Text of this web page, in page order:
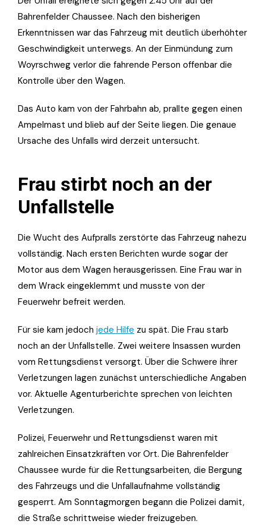
Bahrenfelder Chaussee. Nach den bisherigen
Erkenntnissen war das Fahrzeug mit deutlich überhöhter
Geschwindigkeit unterwegs. An der Einmündung zum
Woyrschweg verlor die fahrende Person offenbar die
Kontrolle über den Wagen.
Das Auto kam von der Fahrbahn ab, prallte gegen einen
Ampelmast und blieb auf der Seite liegen. Die genaue
Ursache des Unfalls wird derzeit untersucht.
Frau stirbt noch an der
Unfallstelle
Die Wucht des Aufpralls zerstörte das Fahrzeug nahezu
vollständig. Nach ersten Berichten wurde sogar der
Motor aus dem Wagen herausgerissen. Eine Frau war in
dem Wrack eingeklemmt und musste von der
Feuerwehr befreit werden.
Für sie kam jedoch jede Hilfe zu spät. Die Frau starb
noch an der Unfallstelle. Zwei weitere Insassen wurden
vom Rettungsdienst versorgt. Über die Schwere ihrer
Verletzungen lagen zunächst unterschiedliche Angaben
vor. Aktuelle Agenturberichte sprechen von leichten
Verletzungen.
Polizei, Feuerwehr und Rettungsdienst waren mit
zahlreichen Einsatzkräften vor Ort. Die Bahrenfelder
Chaussee wurde für die Rettungsarbeiten, die Bergung
des Fahrzeugs und die Unfallaufnahme vollständig
gesperrt. Am Sonntagmorgen begann die Polizei damit,
die Straße schrittweise wieder freizugeben.